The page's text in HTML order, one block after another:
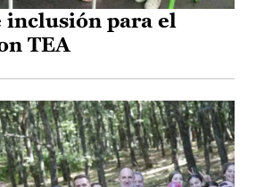
inclusión para el
TEA